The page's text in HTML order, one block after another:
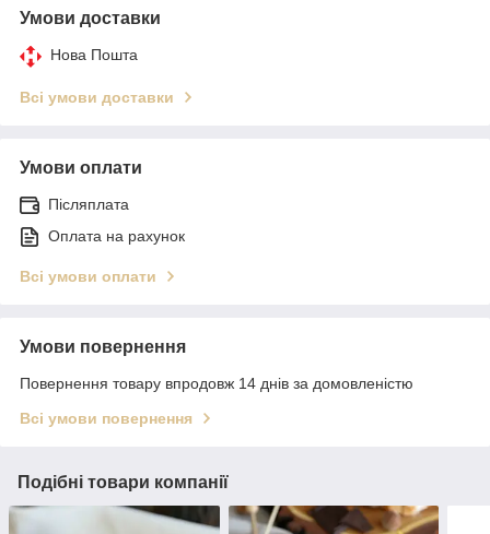
Умови доставки
Нова Пошта
Всі умови доставки
Умови оплати
Післяплата
Оплата на рахунок
Всі умови оплати
Умови повернення
Повернення товару впродовж 14 днів за домовленістю
Всі умови повернення
Подібні товари компанії